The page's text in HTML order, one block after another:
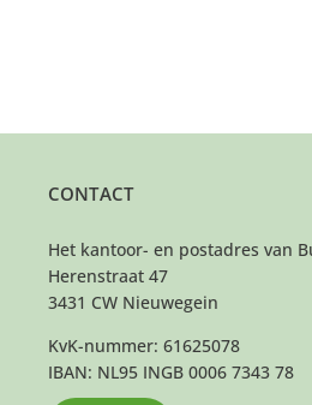
CONTACT
Het kantoor- en postadres van
Herenstraat 47
3431 CW Nieuwegein
KvK-nummer: 61625078
IBAN: NL95 INGB 0006 7343 78